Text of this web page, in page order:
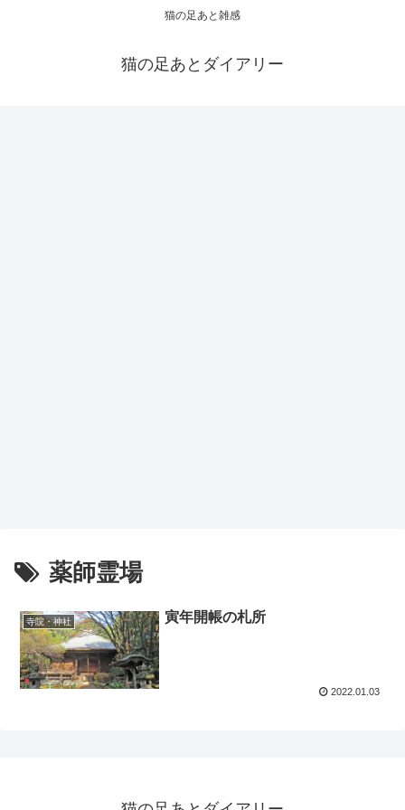
猫の足あと雑感
猫の足あとダイアリー
薬師霊場
寺院・神社 寅年開帳の札所
2022.01.03